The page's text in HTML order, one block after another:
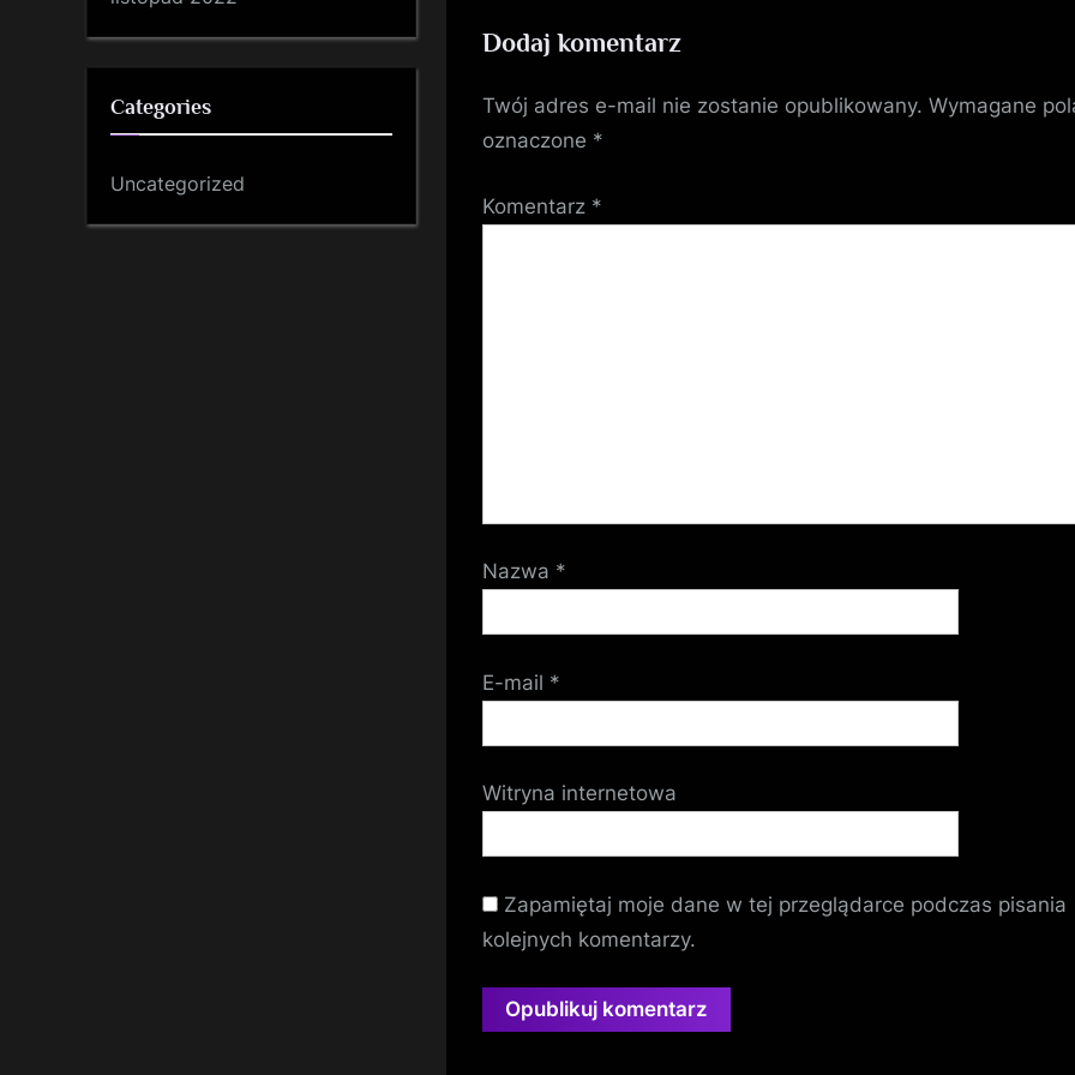
Dodaj komentarz
Twój adres e-mail nie zostanie opublikowany. Wymagane
oznaczone *
Komentarz *
Nazwa *
E-mail *
Witryna internetowa
Zapamiętaj moje dane w tej przeglądarce podczas pisania
kolejnych komentarzy.
Categories
Uncategorized